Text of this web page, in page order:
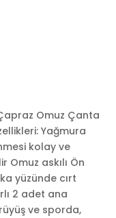
Omuz Çanta
Yağmura
kolay ve
Omuz askılı Ön
yüzünde cırt
2 adet ana
ve sporda,